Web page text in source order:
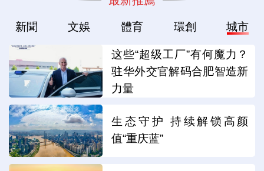
新聞 文娛 體育 環創 城市
这些“超级工厂”有何魔力？
驻华外交官解码合肥智造新
力量
生态守护 持续解锁高颜
值“重庆蓝”